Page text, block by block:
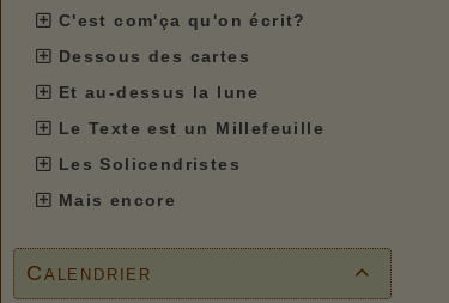
C'est com'ça qu'on écrit?
Dessous des cartes
Et au-dessus la lune
Le Texte est un Millefeuille
Les Solicendristes
Mais encore

Calendrier